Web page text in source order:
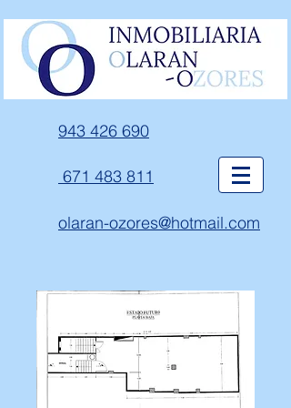
943 426 690
671 483 811
olaran-ozores@hotmail.com